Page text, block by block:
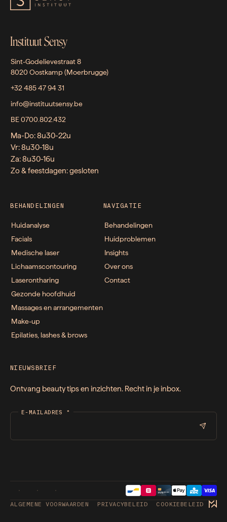
Instituut Sensy
Sint-Godelievestraat 8
8020 Oostkamp (Moerbrugge)
+32 485 47 94 31
info@instituutsensy.be
BE 0700.802.432
Ma-Do: 8u30-22u
Vr: 8u30-18u
Za: 8u30-16u
Zo & feestdagen: gesloten
BEHANDELINGEN
Huidanalyse
Facials
Medische laser
Lichaamscontouring
Laserontharing
Gezonde hoofdhuid
Massages en arrangementen
Make-up
Epilaties, lashes & brows
NAVIGATIE
Behandelingen
Huidproblemen
Insights
Over ons
Contact
NIEUWSBRIEF
Ontvang beauty tips en inzichten. Recht in je inbox.
E-MAILADRES *
ALGEMENE VOORWAARDEN PRIVACYBELEID COOKIEBELEID